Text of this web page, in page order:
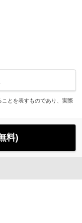
とを表すものであり、実際
料)